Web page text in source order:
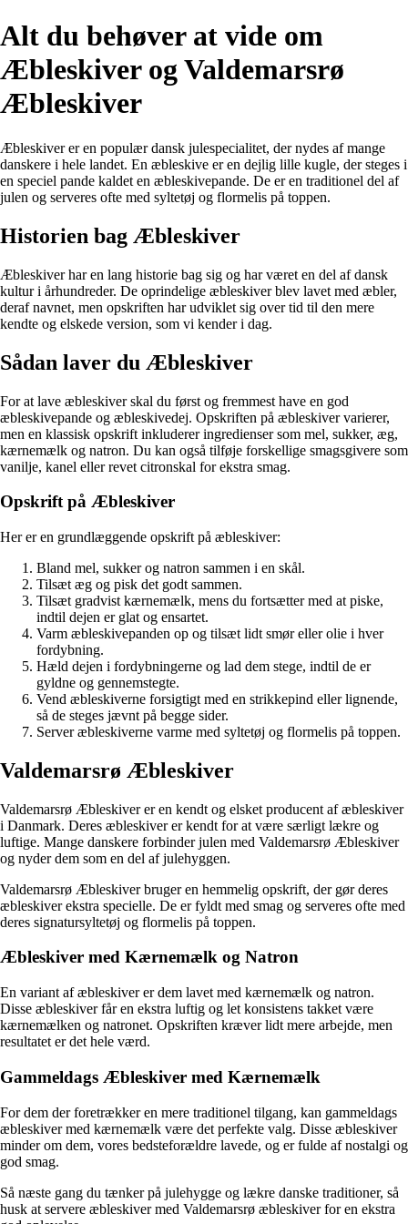
Alt du behøver at vide om
Æbleskiver og Valdemarsrø
Æbleskiver
Æbleskiver er en populær dansk julespecialitet, der nydes af mange
danskere i hele landet. En æbleskive er en dejlig lille kugle, der steges i
en speciel pande kaldet en æbleskivepande. De er en traditionel del af
julen og serveres ofte med syltetøj og flormelis på toppen.
Historien bag Æbleskiver
Æbleskiver har en lang historie bag sig og har været en del af dansk
kultur i århundreder. De oprindelige æbleskiver blev lavet med æbler,
deraf navnet, men opskriften har udviklet sig over tid til den mere
kendte og elskede version, som vi kender i dag.
Sådan laver du Æbleskiver
For at lave æbleskiver skal du først og fremmest have en god
æbleskivepande og æbleskivedej. Opskriften på æbleskiver varierer,
men en klassisk opskrift inkluderer ingredienser som mel, sukker, æg,
kærnemælk og natron. Du kan også tilføje forskellige smagsgivere som
vanilje, kanel eller revet citronskal for ekstra smag.
Opskrift på Æbleskiver
Her er en grundlæggende opskrift på æbleskiver:
Bland mel, sukker og natron sammen i en skål.
Tilsæt æg og pisk det godt sammen.
Tilsæt gradvist kærnemælk, mens du fortsætter med at piske,
indtil dejen er glat og ensartet.
Varm æbleskivepanden op og tilsæt lidt smør eller olie i hver
fordybning.
Hæld dejen i fordybningerne og lad dem stege, indtil de er
gyldne og gennemstegte.
Vend æbleskiverne forsigtigt med en strikkepind eller lignende,
så de steges jævnt på begge sider.
Server æbleskiverne varme med syltetøj og flormelis på toppen.
Valdemarsrø Æbleskiver
Valdemarsrø Æbleskiver er en kendt og elsket producent af æbleskiver
i Danmark. Deres æbleskiver er kendt for at være særligt lækre og
luftige. Mange danskere forbinder julen med Valdemarsrø Æbleskiver
og nyder dem som en del af julehyggen.
Valdemarsrø Æbleskiver bruger en hemmelig opskrift, der gør deres
æbleskiver ekstra specielle. De er fyldt med smag og serveres ofte med
deres signatursyltetøj og flormelis på toppen.
Æbleskiver med Kærnemælk og Natron
En variant af æbleskiver er dem lavet med kærnemælk og natron.
Disse æbleskiver får en ekstra luftig og let konsistens takket være
kærnemælken og natronet. Opskriften kræver lidt mere arbejde, men
resultatet er det hele værd.
Gammeldags Æbleskiver med Kærnemælk
For dem der foretrækker en mere traditionel tilgang, kan gammeldags
æbleskiver med kærnemælk være det perfekte valg. Disse æbleskiver
minder om dem, vores bedsteforældre lavede, og er fulde af nostalgi og
god smag.
Så næste gang du tænker på julehygge og lækre danske traditioner, så
husk at servere æbleskiver med Valdemarsrø æbleskiver for en ekstra